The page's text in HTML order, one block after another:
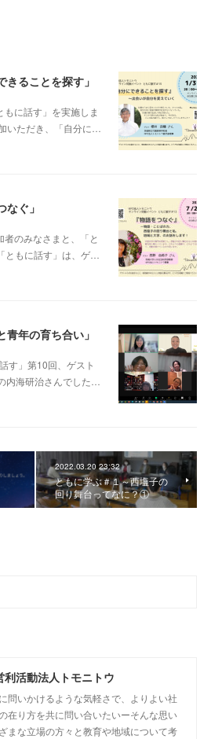
ることを探す」
に話す」を実施しま
いただき、「自分に…
ぐ」
のみなさまと、「と
ともに話す」は、ゲ…
年の育ち合い」
す」第10回、ゲスト
内海研治さんでした…
2022.03.20 23:32
ともに学ぶ＃１～西塩子の
回り舞台ってなに？①
利活動法人トモニトウ
問いかけるような気軽さで、よりよい社
在り方を共に問い合いたいーそんな思い
まな立場の方々と教育や地域について考